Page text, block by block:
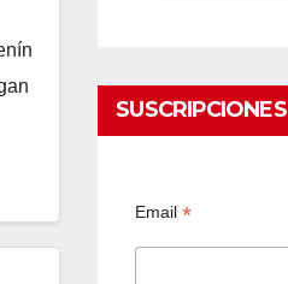
SUSCRIPCIONES
Email *